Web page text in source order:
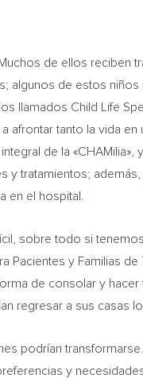
de ellos reciben
algunos de estos
llamados Child Life
tanto la vida
de la
tratamientos;
en el hospital.
sobre todo si
Pacientes y Familias
de consolar y
regresar a sus casas
podrían
y